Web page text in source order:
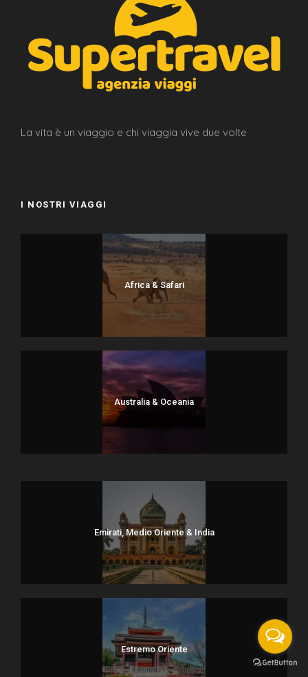
La vita è un viaggio e chi viaggia vive due volte
I NOSTRI VIAGGI
Africa & Safari
Australia & Oceania
Emirati, Medio Oriente & India
Estremo Oriente